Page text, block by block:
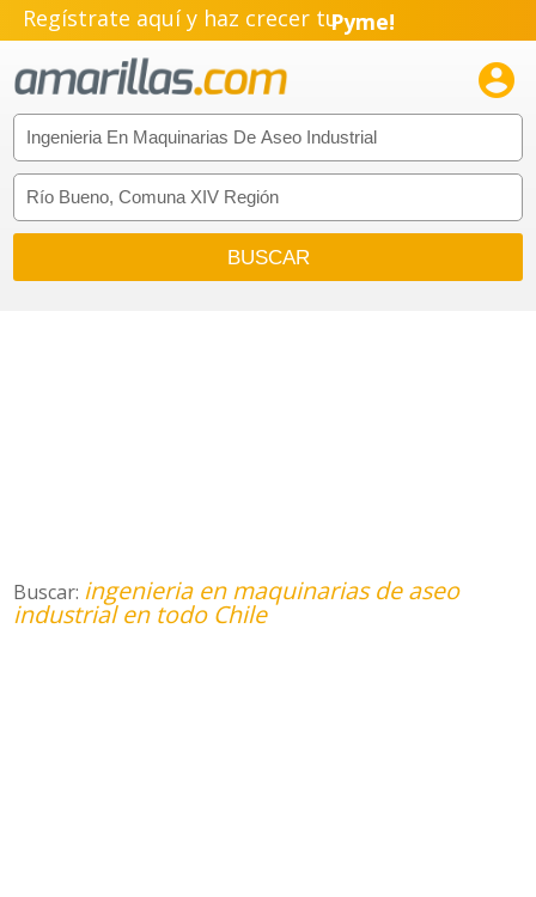
Regístrate aquí y haz crecer tuPyme!
Emprendimiento!

Buscar: ingenieria en maquinarias de aseo
industrial en todo Chile